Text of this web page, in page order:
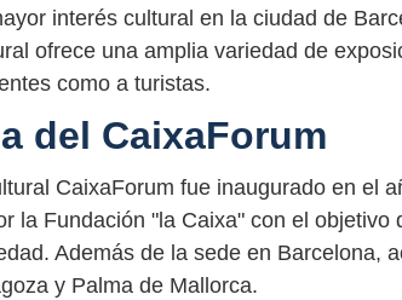
interés cultural en la ciudad de
ofrece una amplia variedad de
como a turistas.
del CaixaForum
CaixaForum fue inaugurado en el
la Fundación "la Caixa" con el
Además de la sede en Barcelona,
y Palma de Mallorca.